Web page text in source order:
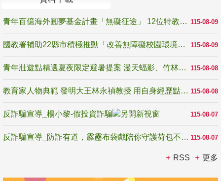
115-08-09
青年百億海外圓夢基金計畫「無礙征途」 12位特教與弱勢青年勇闖西班牙 跨越感官限制見證生命蛻變
115-08-09
國教署補助22縣市積極推動「改善無障礙校園環境計畫」 打造友善、安全、無礙學習空間
115-08-08
青年壯遊點精選夏夜限定避暑提案 漫天蝠影、竹林尋蛙、茶香夜觀 邀青年暮色出發
115-08-08
教育家人物典範 發明大王林永禎教授 用自身經歷點亮學生的路
115-08-07
反詐騙宣導_楊小黎-假投資詐騙
115-08-07
反詐騙宣導_防詐有道，霹靂布袋戲陪你守護荷包不受騙
RSS 更多